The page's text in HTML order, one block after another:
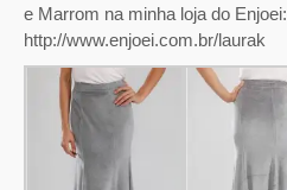
e Marrom na minha loja do Enjoei:
http://www.enjoei.com.br/laurak